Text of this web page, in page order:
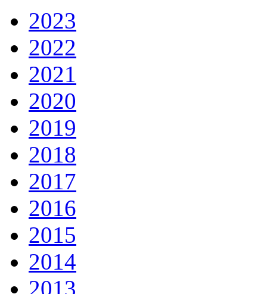
2023
2022
2021
2020
2019
2018
2017
2016
2015
2014
2013